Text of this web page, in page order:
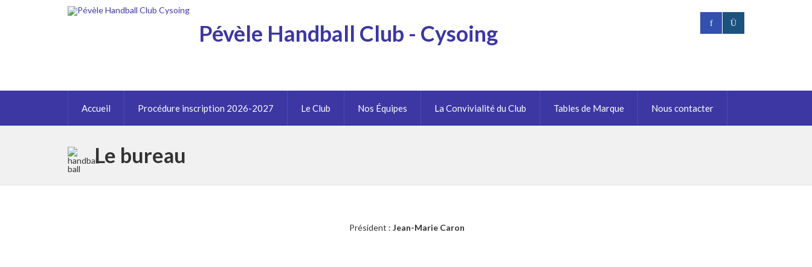
Pévèle Handball Club - Cysoing
Accueil Procédure inscription 2026-2027 Le Club Nos Équipes La Convivialité du Club Tables de Marque Nous contacter
Le bureau
Président : Jean-Marie Caron